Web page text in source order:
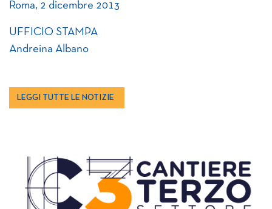
Roma, 2 dicembre 2013
UFFICIO STAMPA
Andreina Albano
LEGGI TUTTE LE NOTIZIE